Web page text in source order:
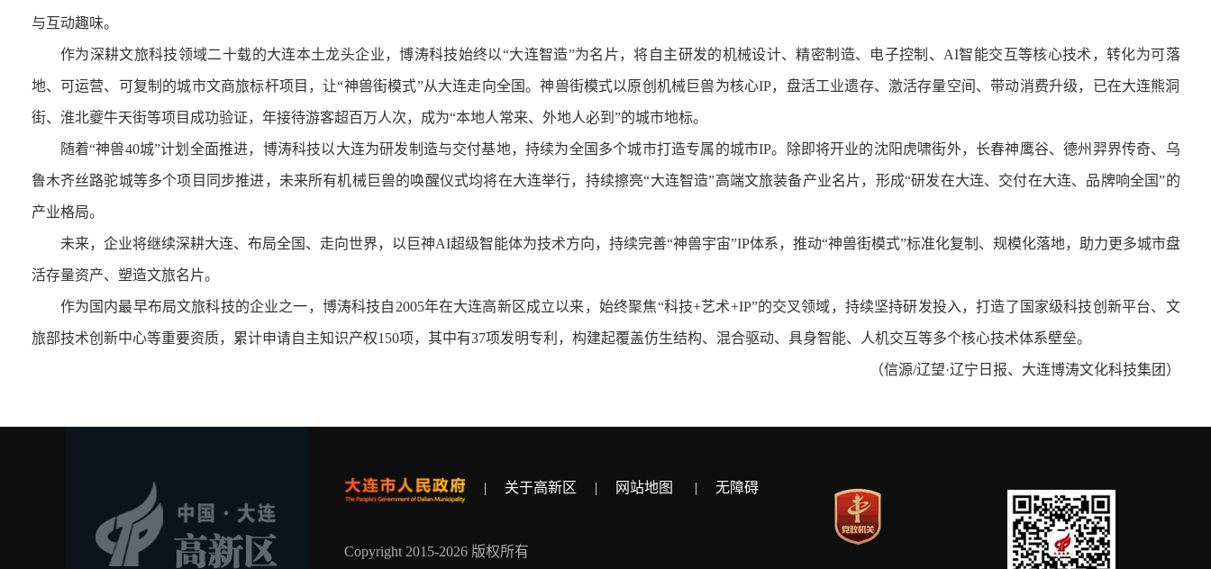
与互动趣味。
作为深耕文旅科技领域二十载的大连本土龙头企业，博涛科技始终以“大连智造”为名片，将自主研发的机械设计、精密制造、电子控制、AI智能交互等核心技术，转化为可落
地、可运营、可复制的城市文商旅标杆项目，让“神兽街模式”从大连走向全国。神兽街模式以原创机械巨兽为核心IP，盘活工业遗存、激活存量空间、带动消费升级，已在大连熊洞
街、淮北夔牛天街等项目成功验证，年接待游客超百万人次，成为“本地人常来、外地人必到”的城市地标。
随着“神兽40城”计划全面推进，博涛科技以大连为研发制造与交付基地，持续为全国多个城市打造专属的城市IP。除即将开业的沈阳虎啸街外，长春神鹰谷、德州羿界传奇、乌
鲁木齐丝路驼城等多个项目同步推进，未来所有机械巨兽的唤醒仪式均将在大连举行，持续擦亮“大连智造”高端文旅装备产业名片，形成“研发在大连、交付在大连、品牌响全国”的
产业格局。
未来，企业将继续深耕大连、布局全国、走向世界，以巨神AI超级智能体为技术方向，持续完善“神兽宇宙”IP体系，推动“神兽街模式”标准化复制、规模化落地，助力更多城市盘
活存量资产、塑造文旅名片。
作为国内最早布局文旅科技的企业之一，博涛科技自2005年在大连高新区成立以来，始终聚焦“科技+艺术+IP”的交叉领域，持续坚持研发投入，打造了国家级科技创新平台、文
旅部技术创新中心等重要资质，累计申请自主知识产权150项，其中有37项发明专利，构建起覆盖仿生结构、混合驱动、具身智能、人机交互等多个核心技术体系壁垒。
（信源/辽望·辽宁日报、大连博涛文化科技集团 ）
| 关于高新区 | 网站地图 | 无障碍
Copyright 2015-2026 版权所有